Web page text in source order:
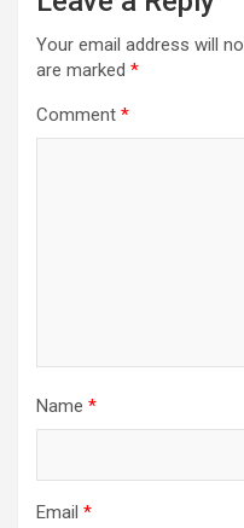
Your email address will
are marked *
Comment *
Name *
Email *